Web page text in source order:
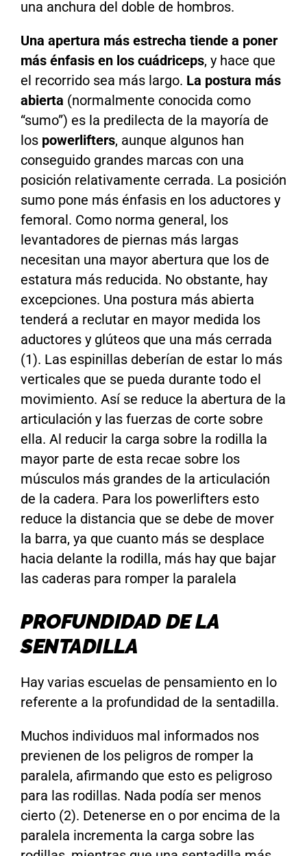
una anchura del doble de hombros.
Una apertura más estrecha tiende a poner
más énfasis en los cuádriceps, y hace que
el recorrido sea más largo. La postura más
abierta (normalmente conocida como
“sumo”) es la predilecta de la mayoría de
los powerlifters, aunque algunos han
conseguido grandes marcas con una
posición relativamente cerrada. La posición
sumo pone más énfasis en los aductores y
femoral. Como norma general, los
levantadores de piernas más largas
necesitan una mayor abertura que los de
estatura más reducida. No obstante, hay
excepciones. Una postura más abierta
tenderá a reclutar en mayor medida los
aductores y glúteos que una más cerrada
(1). Las espinillas deberían de estar lo más
verticales que se pueda durante todo el
movimiento. Así se reduce la abertura de la
articulación y las fuerzas de corte sobre
ella. Al reducir la carga sobre la rodilla la
mayor parte de esta recae sobre los
músculos más grandes de la articulación
de la cadera. Para los powerlifters esto
reduce la distancia que se debe de mover
la barra, ya que cuanto más se desplace
hacia delante la rodilla, más hay que bajar
las caderas para romper la paralela
PROFUNDIDAD DE LA
SENTADILLA
Hay varias escuelas de pensamiento en lo
referente a la profundidad de la sentadilla.
Muchos individuos mal informados nos
previenen de los peligros de romper la
paralela, afirmando que esto es peligroso
para las rodillas. Nada podía ser menos
cierto (2). Detenerse en o por encima de la
paralela incrementa la carga sobre las